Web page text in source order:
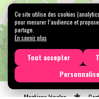
Mentions légales
Ce site utilise des cookies
pour mesurer l’audience et
partage.
En savoir plus
Tout accepter